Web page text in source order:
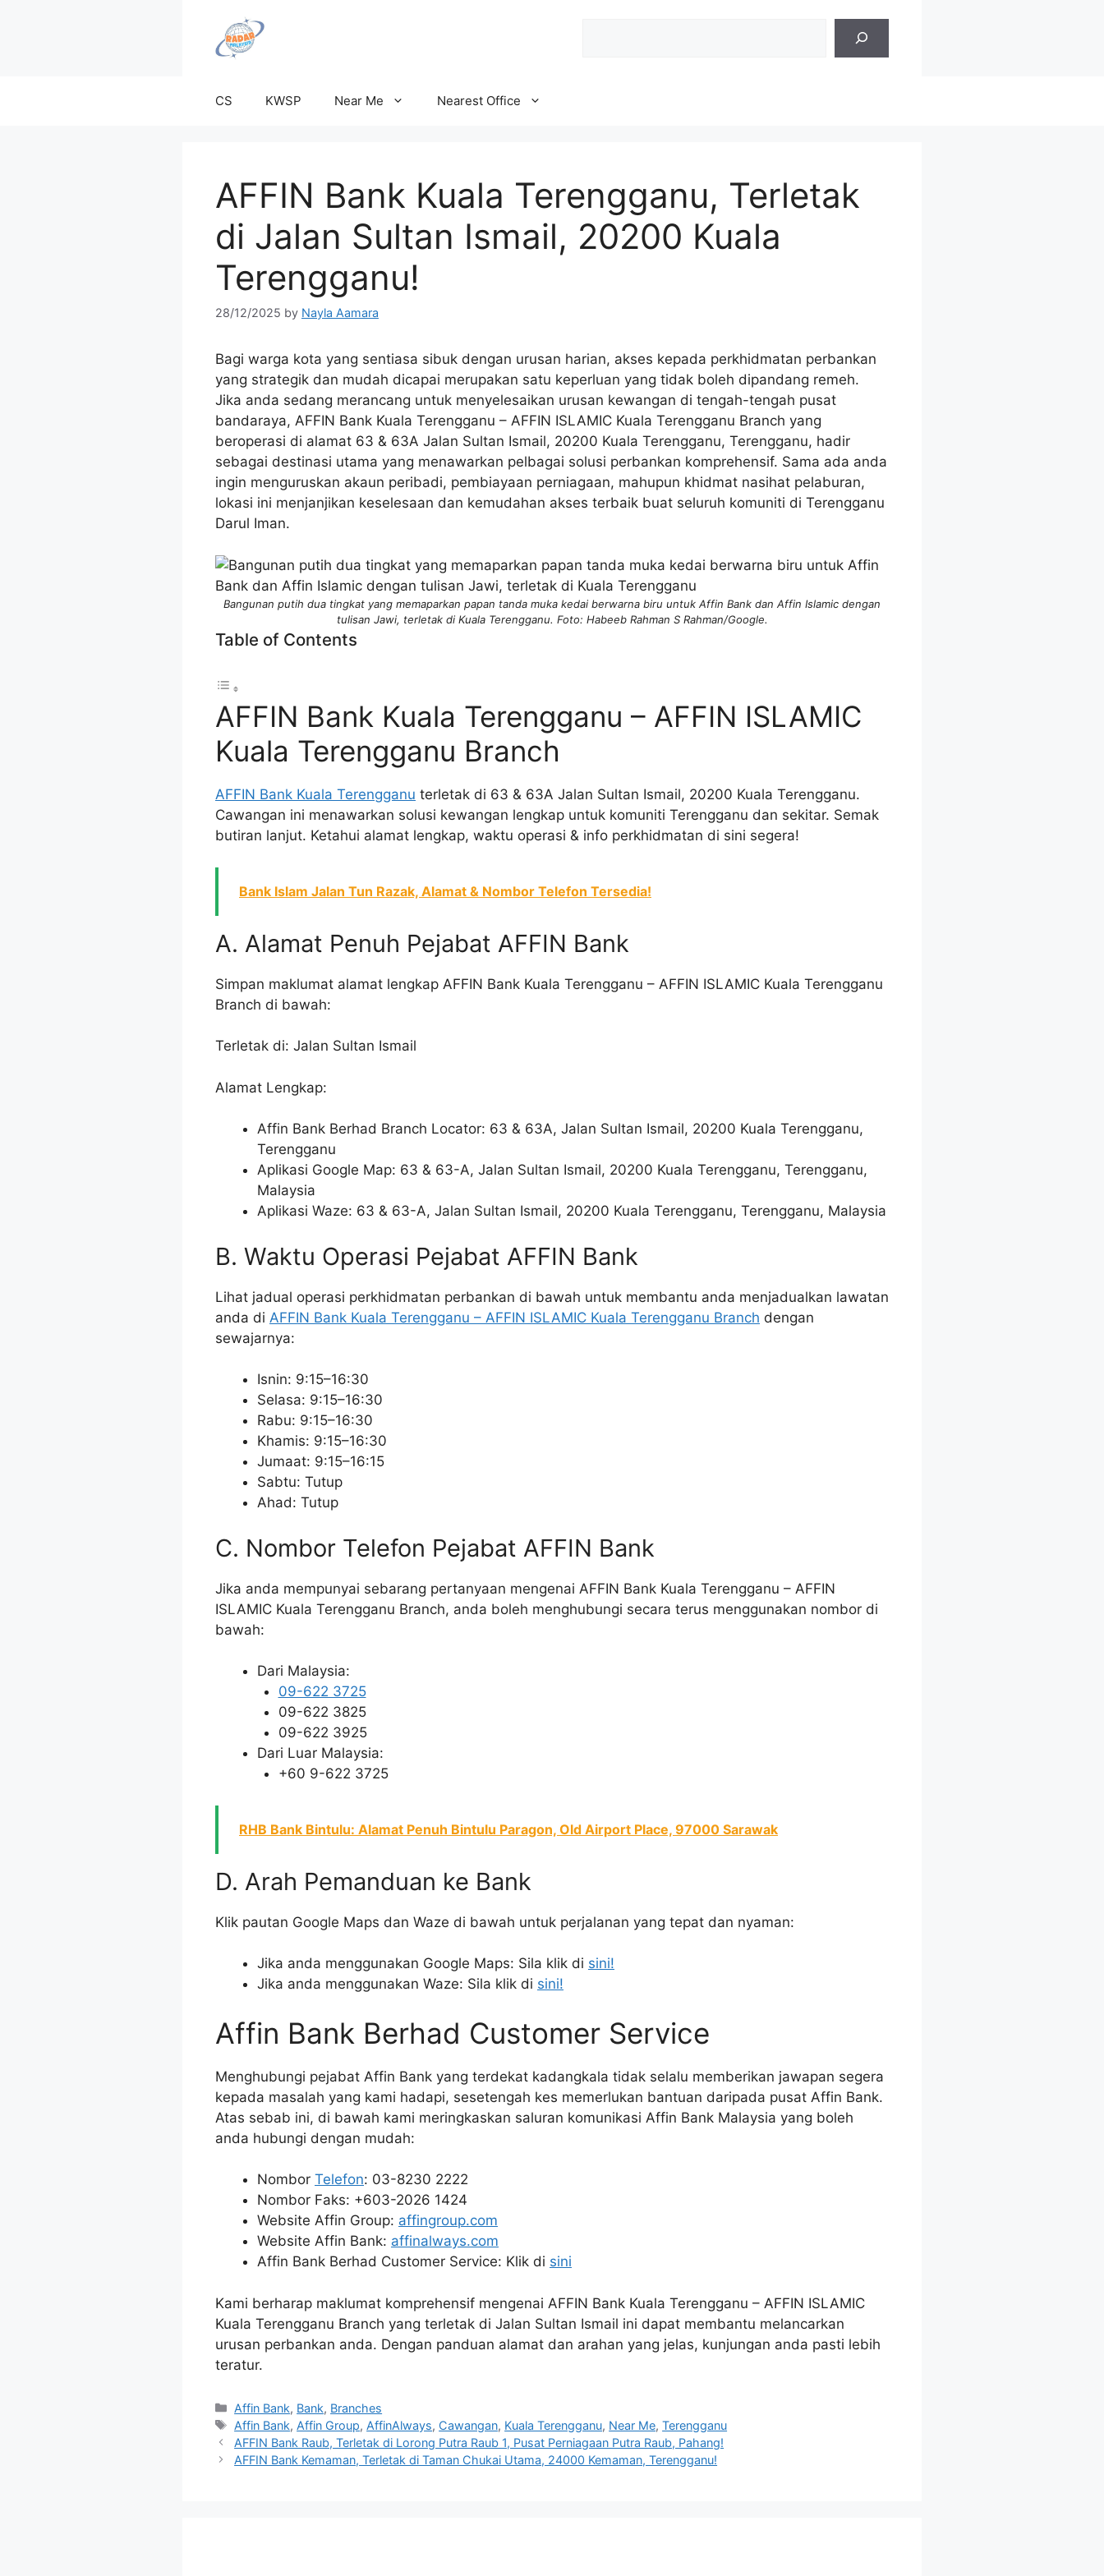
CS KWSP Near Me Nearest Office
AFFIN Bank Kuala Terengganu, Terletak
di Jalan Sultan Ismail, 20200 Kuala
Terengganu!
28/12/2025 by Nayla Aamara
Bagi warga kota yang sentiasa sibuk dengan urusan harian, akses kepada perkhidmatan perbankan
yang strategik dan mudah dicapai merupakan satu keperluan yang tidak boleh dipandang remeh.
Jika anda sedang merancang untuk menyelesaikan urusan kewangan di tengah-tengah pusat
bandaraya, AFFIN Bank Kuala Terengganu – AFFIN ISLAMIC Kuala Terengganu Branch yang
beroperasi di alamat 63 & 63A Jalan Sultan Ismail, 20200 Kuala Terengganu, Terengganu, hadir
sebagai destinasi utama yang menawarkan pelbagai solusi perbankan komprehensif. Sama ada anda
ingin menguruskan akaun peribadi, pembiayaan perniagaan, mahupun khidmat nasihat pelaburan,
lokasi ini menjanjikan keselesaan dan kemudahan akses terbaik buat seluruh komuniti di Terengganu
Darul Iman.
Bangunan putih dua tingkat yang memaparkan papan tanda muka kedai berwarna biru untuk Affin Bank dan Affin Islamic dengan
tulisan Jawi, terletak di Kuala Terengganu. Foto: Habeeb Rahman S Rahman/Google.
Table of Contents
AFFIN Bank Kuala Terengganu – AFFIN ISLAMIC
Kuala Terengganu Branch
AFFIN Bank Kuala Terengganu terletak di 63 & 63A Jalan Sultan Ismail, 20200 Kuala Terengganu.
Cawangan ini menawarkan solusi kewangan lengkap untuk komuniti Terengganu dan sekitar. Semak
butiran lanjut. Ketahui alamat lengkap, waktu operasi & info perkhidmatan di sini segera!
Bank Islam Jalan Tun Razak, Alamat & Nombor Telefon Tersedia!
A. Alamat Penuh Pejabat AFFIN Bank
Simpan maklumat alamat lengkap AFFIN Bank Kuala Terengganu – AFFIN ISLAMIC Kuala Terengganu
Branch di bawah:
Terletak di: Jalan Sultan Ismail
Alamat Lengkap:
Affin Bank Berhad Branch Locator: 63 & 63A, Jalan Sultan Ismail, 20200 Kuala Terengganu,
Terengganu
Aplikasi Google Map: 63 & 63-A, Jalan Sultan Ismail, 20200 Kuala Terengganu, Terengganu,
Malaysia
Aplikasi Waze: 63 & 63-A, Jalan Sultan Ismail, 20200 Kuala Terengganu, Terengganu, Malaysia
B. Waktu Operasi Pejabat AFFIN Bank
Lihat jadual operasi perkhidmatan perbankan di bawah untuk membantu anda menjadualkan lawatan
anda di AFFIN Bank Kuala Terengganu – AFFIN ISLAMIC Kuala Terengganu Branch dengan
sewajarnya:
Isnin: 9:15–16:30
Selasa: 9:15–16:30
Rabu: 9:15–16:30
Khamis: 9:15–16:30
Jumaat: 9:15–16:15
Sabtu: Tutup
Ahad: Tutup
C. Nombor Telefon Pejabat AFFIN Bank
Jika anda mempunyai sebarang pertanyaan mengenai AFFIN Bank Kuala Terengganu – AFFIN
ISLAMIC Kuala Terengganu Branch, anda boleh menghubungi secara terus menggunakan nombor di
bawah:
Dari Malaysia:
09-622 3725
09-622 3825
09-622 3925
Dari Luar Malaysia:
+60 9-622 3725
RHB Bank Bintulu: Alamat Penuh Bintulu Paragon, Old Airport Place, 97000 Sarawak
D. Arah Pemanduan ke Bank
Klik pautan Google Maps dan Waze di bawah untuk perjalanan yang tepat dan nyaman:
Jika anda menggunakan Google Maps: Sila klik di sini!
Jika anda menggunakan Waze: Sila klik di sini!
Affin Bank Berhad Customer Service
Menghubungi pejabat Affin Bank yang terdekat kadangkala tidak selalu memberikan jawapan segera
kepada masalah yang kami hadapi, sesetengah kes memerlukan bantuan daripada pusat Affin Bank.
Atas sebab ini, di bawah kami meringkaskan saluran komunikasi Affin Bank Malaysia yang boleh
anda hubungi dengan mudah:
Nombor Telefon: 03-8230 2222
Nombor Faks: +603-2026 1424
Website Affin Group: affingroup.com
Website Affin Bank: affinalways.com
Affin Bank Berhad Customer Service: Klik di sini
Kami berharap maklumat komprehensif mengenai AFFIN Bank Kuala Terengganu – AFFIN ISLAMIC
Kuala Terengganu Branch yang terletak di Jalan Sultan Ismail ini dapat membantu melancarkan
urusan perbankan anda. Dengan panduan alamat dan arahan yang jelas, kunjungan anda pasti lebih
teratur.
Categories
Affin Bank, Bank, Branches
Tags
Affin Bank, Affin Group, AffinAlways, Cawangan, Kuala Terengganu, Near Me,Terengganu
AFFIN Bank Raub, Terletak di Lorong Putra Raub 1, Pusat Perniagaan Putra Raub, Pahang!
AFFIN Bank Kemaman, Terletak di Taman Chukai Utama, 24000 Kemaman, Terengganu!